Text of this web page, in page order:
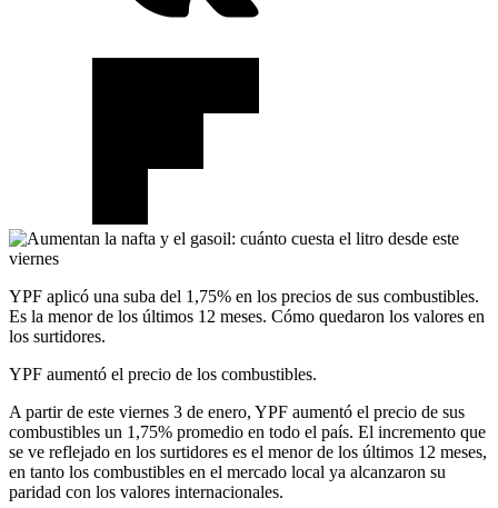
YPF aplicó una suba del 1,75% en los precios de sus combustibles.
Es la menor de los últimos 12 meses. Cómo quedaron los valores en
los surtidores.
YPF aumentó el precio de los combustibles.
A partir de este viernes 3 de enero, YPF aumentó el precio de sus
combustibles un 1,75% promedio en todo el país. El incremento que
se ve reflejado en los surtidores es el menor de los últimos 12 meses,
en tanto los combustibles en el mercado local ya alcanzaron su
paridad con los valores internacionales.